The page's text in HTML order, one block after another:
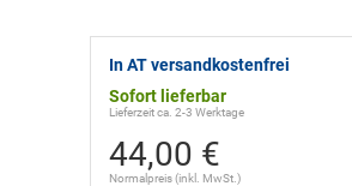
In AT versandkostenfrei
Sofort lieferbar
Lieferzeit ca. 2-3 Werktage
44,00 €
Normalpreis (inkl. MwSt.)